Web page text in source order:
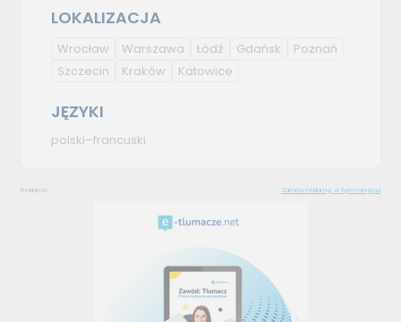
LOKALIZACJA
Wrocław Warszawa Łódź Gdańsk
Poznań
Szczecin
Kraków Katowice
JĘZYKI
polski–francuski
Reklama Zamów reklamę w tym miejscu